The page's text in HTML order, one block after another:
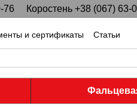
76 Коростень +38 (067) 63-
и сертификаты Статьи